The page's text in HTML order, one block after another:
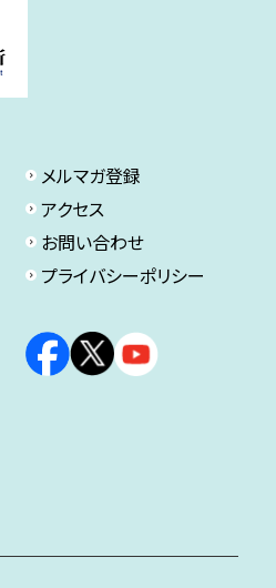
メルマガ登録
アクセス
お問い合わせ
プライバシーポリシー